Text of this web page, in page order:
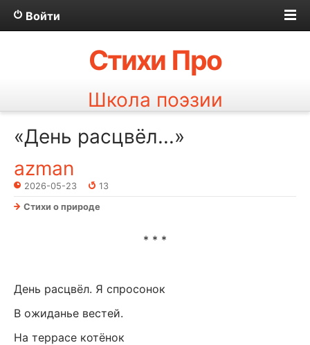
Войти
Стихи Про
Школа поэзии
«День расцвёл...»
azman
2026-05-23
13
Стихи о природе
* * *
День расцвёл. Я спросонок
В ожиданье вестей.
На террасе котёнок